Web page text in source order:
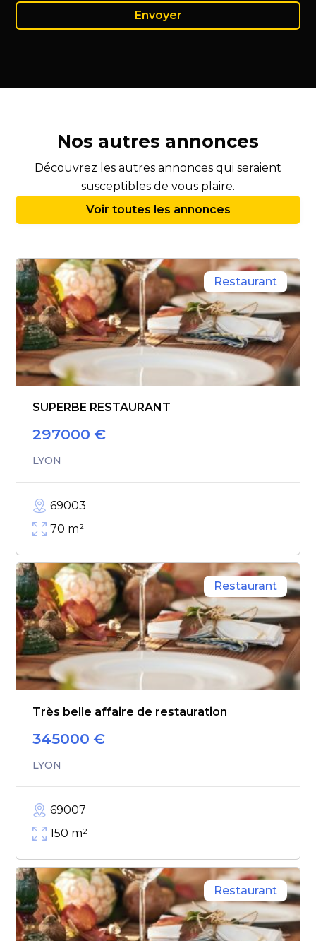
Nos autres annonces
Découvrez les autres annonces qui seraient
susceptibles de vous plaire.
Voir toutes les annonces
Restaurant
SUPERBE RESTAURANT
297000 €
LYON
69003
70 m²
Restaurant
Très belle affaire de restauration
345000 €
LYON
69007
150 m²
Restaurant